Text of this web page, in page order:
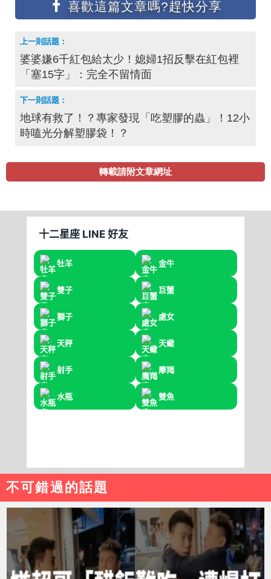
婆婆嫌6千紅包給太少！媳婦1招反擊在紅包裡
「塞15字」：完全不留情面
地球有救了！？專家發現「吃塑膠的蟲」！12小
時嗑光分解塑膠袋！？
轉載請附文章網址
不可錯過的話題